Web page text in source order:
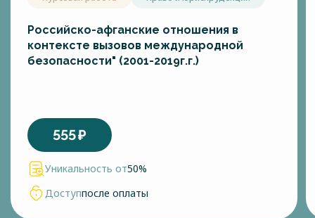
Российско-афганские отношения в
контексте вызовов международной
безопасности" (2001-2019г.г.)
555₽
Уникальность от50%
Доступпосле оплаты